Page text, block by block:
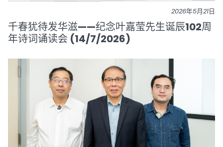
2026年5月21日
千春犹待发华滋——纪念叶嘉莹先生诞辰102周
年诗词诵读会 (14/7/2026)